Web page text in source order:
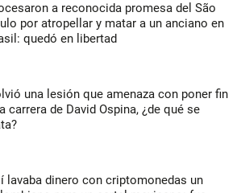
a reconocida promesa del São
por atropellar y matar a un anciano en
quedó en libertad
una lesión que amenaza con poner fin
carrera de David Ospina, ¿de qué se
lavaba dinero con criptomonedas un